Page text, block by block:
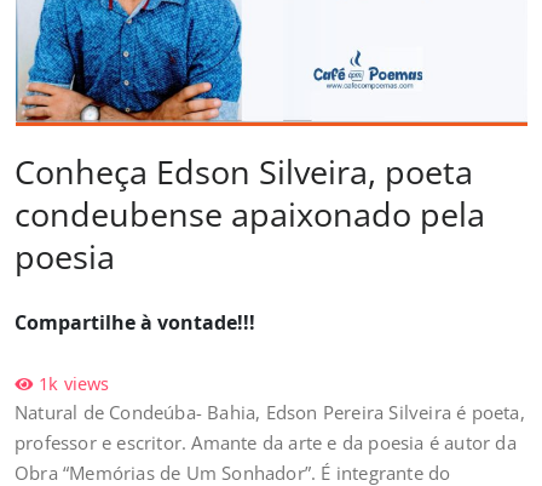
Conheça Edson Silveira, poeta
condeubense apaixonado pela
poesia
Compartilhe à vontade!!!
1k views
Natural de Condeúba- Bahia, Edson Pereira Silveira é poeta,
professor e escritor. Amante da arte e da poesia é autor da
Obra “Memórias de Um Sonhador”. É integrante do